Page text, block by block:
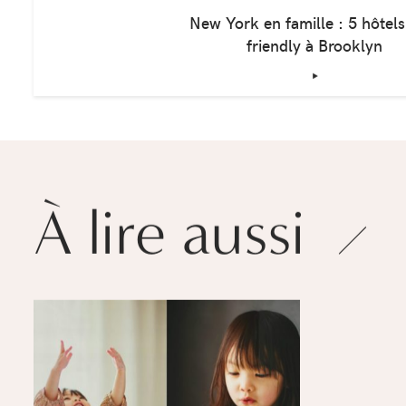
New York en famille : 5
friendly à Brooklyn
‣
À lire aussi